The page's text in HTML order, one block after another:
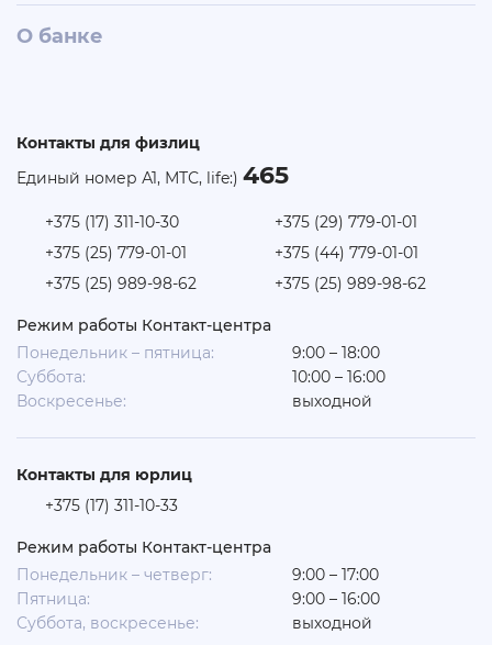
О банке
Контакты для физлиц
Единый номер А1, МТС, life:) 465
+375 (17) 311-10-30
+375 (29) 779-01-01
+375 (25) 779-01-01
+375 (44) 779-01-01
+375 (25) 989-98-62
+375 (25) 989-98-62
Режим работы Контакт-центра
Понедельник – пятница:
9:00 – 18:00
Суббота:
10:00 – 16:00
Воскресенье:
выходной
Контакты для юрлиц
+375 (17) 311-10-33
Режим работы Контакт-центра
Понедельник – четверг:
9:00 – 17:00
Пятница:
9:00 – 16:00
Суббота, воскресенье:
выходной